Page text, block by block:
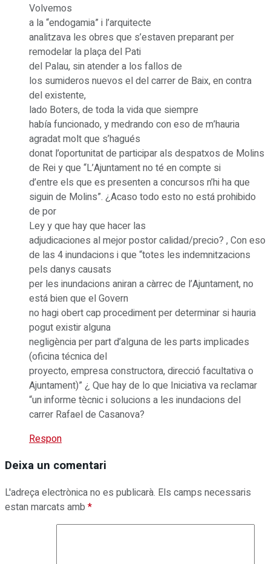
Volvemos
a la “endogamia” i l’arquitecte
analitzava les obres que s’estaven preparant per
remodelar la plaça del Pati
del Palau, sin atender a los fallos de
los sumideros nuevos el del carrer de Baix, en contra
del existente,
lado Boters, de toda la vida que siempre
había funcionado, y medrando con eso de m’hauria
agradat molt que s’hagués
donat l’oportunitat de participar als despatxos de Molins
de Rei y que “L’Ajuntament no té en compte si
d’entre els que es presenten a concursos n’hi ha que
siguin de Molins”. ¿Acaso todo esto no está prohibido
de por
Ley y que hay que hacer las
adjudicaciones al mejor postor calidad/precio? , Con eso
de las 4 inundacions i que “totes les indemnitzacions
pels danys causats
per les inundacions aniran a càrrec de l’Ajuntament, no
está bien que el Govern
no hagi obert cap procediment per determinar si hauria
pogut existir alguna
negligència per part d’alguna de les parts implicades
(oficina técnica del
proyecto, empresa constructora, direcció facultativa o
Ajuntament)” ¿ Que hay de lo que Iniciativa va reclamar
“un informe tècnic i solucions a les inundacions del
carrer Rafael de Casanova?
Respon
Deixa un comentari
L'adreça electrònica no es publicarà. Els camps necessaris
estan marcats amb *